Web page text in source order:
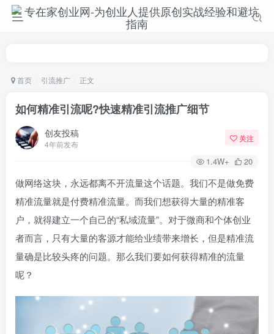
首页 引流推广 正文
如何精准引流呢?快速精准引流推广细节
创友投稿
4年前发布
关注
1.4W+ 20
做网络这块，永远都离不开流量这个话题。我们不是做免费
精准流量就是付费精准流量。而我们想获得大量的精准客
户，就得建立一个自己的“私域流量”。对于微商和个体创业
者而言，只有大量的客源才能给业绩带来增长，但是精准流
量确是比较头疼的问题。那么我们要如何获得精准的流量
呢？